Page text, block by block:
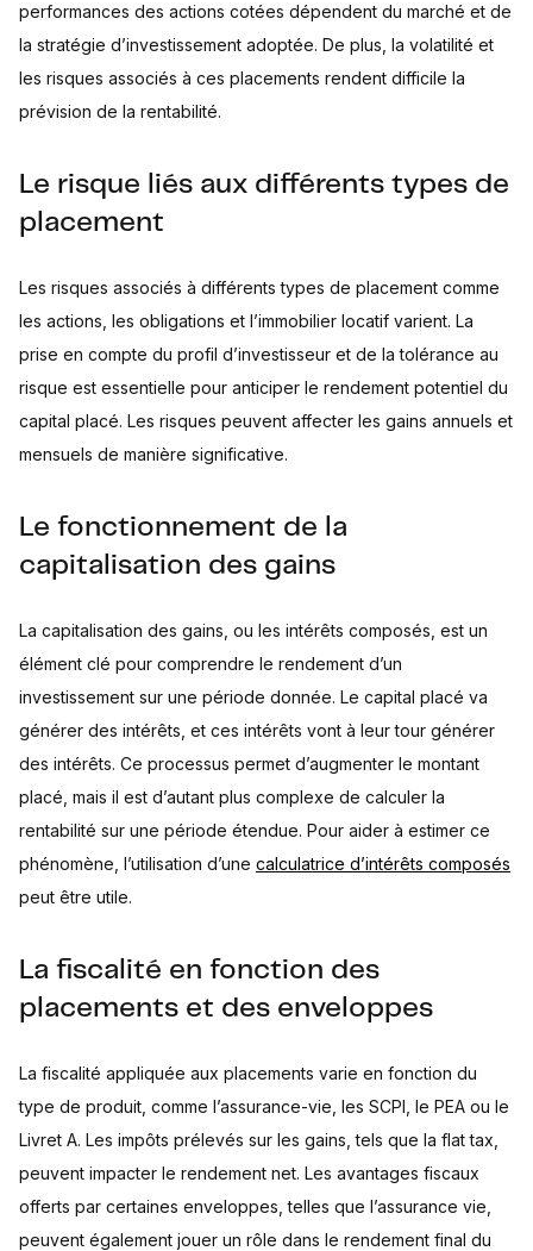
performances des actions cotées dépendent du marché et de
la stratégie d’investissement adoptée. De plus, la volatilité et
les risques associés à ces placements rendent difficile la
prévision de la rentabilité.
Le risque liés aux différents types de
placement
Les risques associés à différents types de placement comme
les actions, les obligations et l’immobilier locatif varient. La
prise en compte du profil d’investisseur et de la tolérance au
risque est essentielle pour anticiper le rendement potentiel du
capital placé. Les risques peuvent affecter les gains annuels et
mensuels de manière significative.
Le fonctionnement de la
capitalisation des gains
La capitalisation des gains, ou les intérêts composés, est un
élément clé pour comprendre le rendement d’un
investissement sur une période donnée. Le capital placé va
générer des intérêts, et ces intérêts vont à leur tour générer
des intérêts. Ce processus permet d’augmenter le montant
placé, mais il est d’autant plus complexe de calculer la
rentabilité sur une période étendue. Pour aider à estimer ce
phénomène, l’utilisation d’une calculatrice d’intérêts composés
peut être utile.
La fiscalité en fonction des
placements et des enveloppes
La fiscalité appliquée aux placements varie en fonction du
type de produit, comme l’assurance-vie, les SCPI, le PEA ou le
Livret A. Les impôts prélevés sur les gains, tels que la flat tax,
peuvent impacter le rendement net. Les avantages fiscaux
offerts par certaines enveloppes, telles que l’assurance vie,
peuvent également jouer un rôle dans le rendement final du